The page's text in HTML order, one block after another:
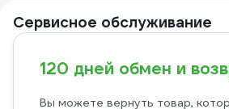
Сервисное обслуживание
120 дней обмен и
Вы можете вернуть товар,